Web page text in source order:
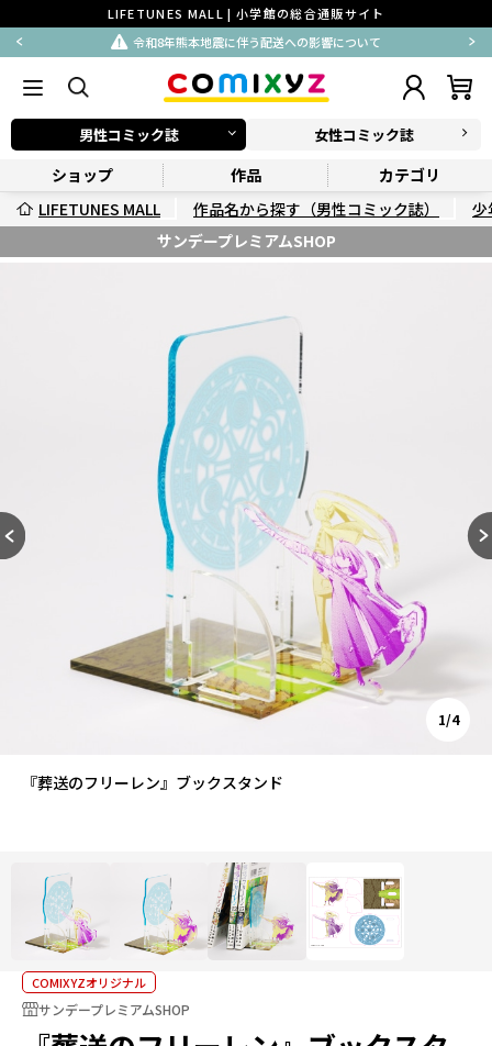
LIFETUNES MALL | 小学館の総合通販サイト
令和8年熊本地震に伴う配送への影響について
男性コミック誌 女性コミック誌
ショップ 作品
カテゴリ
LIFETUNES MALL
作品名から探す（男性コミック誌）
少
サンデープレミアムSHOP
『葬送のフリーレン』ブックスタンド
1/4
COMIXYZオリジナル
サンデープレミアムSHOP